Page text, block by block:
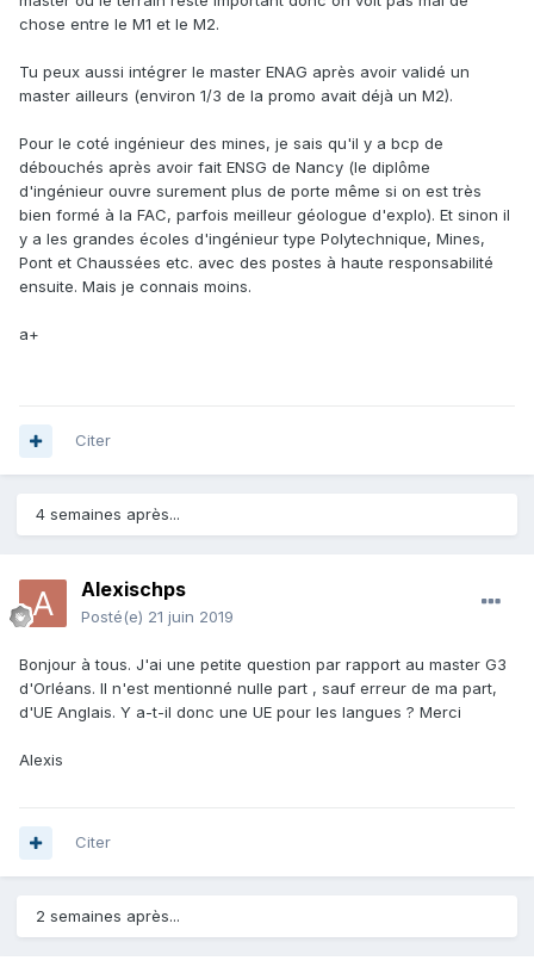
chose entre le M1 et le M2.
Tu peux aussi intégrer le master ENAG après avoir validé un
master ailleurs (environ 1/3 de la promo avait déjà un M2).
Pour le coté ingénieur des mines, je sais qu'il y a bcp de
débouchés après avoir fait ENSG de Nancy (le diplôme
d'ingénieur ouvre surement plus de porte même si on est très
bien formé à la FAC, parfois meilleur géologue d'explo). Et sinon il
y a les grandes écoles d'ingénieur type Polytechnique, Mines,
Pont et Chaussées etc. avec des postes à haute responsabilité
ensuite. Mais je connais moins.
a+
Citer
4 semaines après...
Alexischps
Posté(e) 21 juin 2019
Bonjour à tous. J'ai une petite question par rapport au master G3
d'Orléans. Il n'est mentionné nulle part , sauf erreur de ma part,
d'UE Anglais. Y a-t-il donc une UE pour les langues ? Merci
Alexis
Citer
2 semaines après...